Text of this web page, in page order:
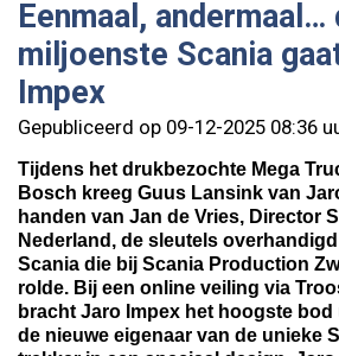
Eenmaal, andermaal…
miljoenste Scania
Impex
Gepubliceerd op 09-12-2025 08:36
Tijdens het drukbezochte Mega
Bosch kreeg Guus Lansink van
handen van Jan de Vries, Director
Nederland, de sleutels
Scania die bij Scania Production
rolde. Bij een online veiling via
bracht Jaro Impex het hoogste bod
de nieuwe eigenaar van de unieke